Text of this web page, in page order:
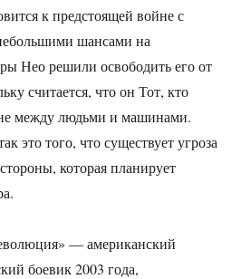
к предстоящей войне с
шансами на
Нео решили освободить его от
считается, что он Тот, кто
между людьми и машинами.
это того, что существует угроза
которая планирует
— американский
боевик 2003 года,